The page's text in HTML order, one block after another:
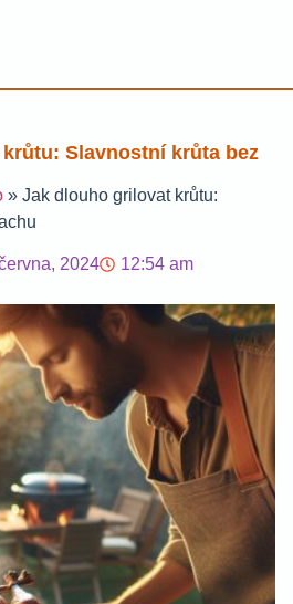
Slavnostní krůta bez
» Jak dlouho grilovat krůtu:
2024
12:54 am